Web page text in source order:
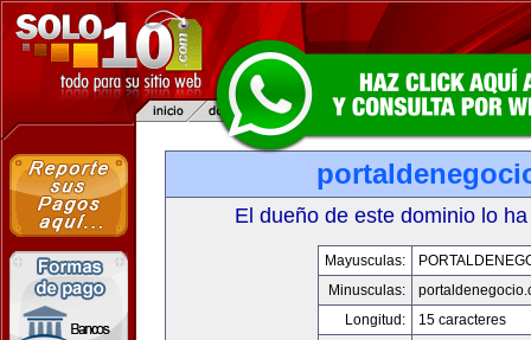
El dueño de este dominio lo
Mayusculas:
Minusculas:
Longitud:
15 caracteres